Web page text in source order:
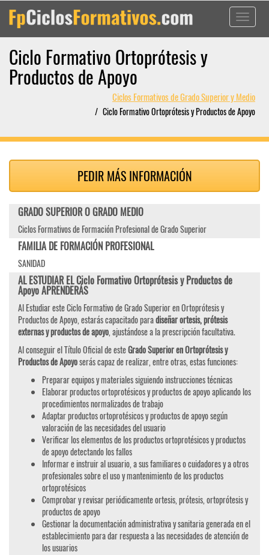
Toggle
Ciclo Formativo Ortoprótesis y
Productos de Apoyo
Ciclos Formativos de Grado Superior y Medio
Ciclo Formativo Ortoprótesis y Productos de Apoyo
PEDIR MÁS INFORMACIÓN
GRADO SUPERIOR O GRADO MEDIO
Ciclos Formativos de Formación Profesional de Grado Superior
FAMILIA DE FORMACIÓN PROFESIONAL
SANIDAD
AL ESTUDIAR EL Ciclo Formativo Ortoprótesis y Productos de
Apoyo APRENDERÁS
Al Estudiar este Ciclo Formativo de Grado Superior en Ortoprótesis y
Productos de Apoyo, estarás capacitado paradiseñar ortesis, prótesis
externas y productos de apoyo, ajustándose a la prescripción facultativa.
Al conseguir el Título Oficial de esteGrado Superior en Ortoprótesis y
Productos de Apoyoserás capaz de realizar, entre otras, estas funciones:
Preparar equipos y materiales siguiendo instrucciones técnicas
Elaborar productos ortoprotésicos y productos de apoyo aplicando los
procedimientos normalizados de trabajo
Adaptar productos ortoprotésicos y productos de apoyo según
valoración de las necesidades del usuario
Verificar los elementos de los productos ortoprotésicos y productos
de apoyo detectando los fallos
Informar e instruir al usuario, a sus familiares o cuidadores y a otros
profesionales sobre el uso y mantenimiento de los productos
ortoprotésicos
Comprobar y revisar periódicamente ortesis, prótesis, ortoprótesis y
productos de apoyo
Gestionar la documentación administrativa y sanitaria generada en el
establecimiento para dar respuesta a las necesidades de atención de
los usuarios